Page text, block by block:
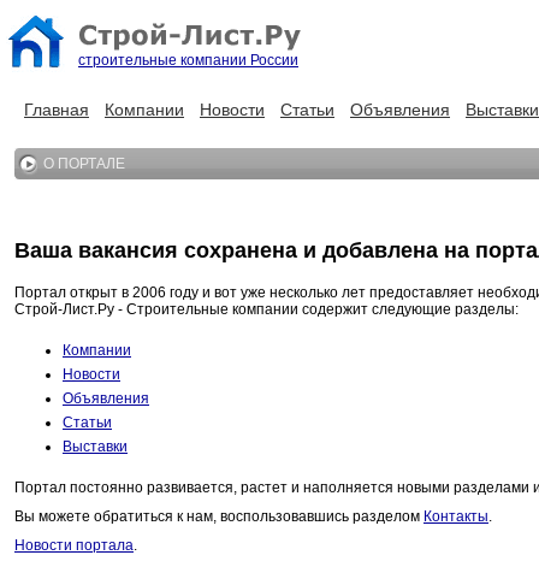
строительные компании России
Главная Компании Новости Статьи Объявления Выставки
О ПОРТАЛЕ
Ваша вакансия сохранена и добавлена на
Портал открыт в 2006 году и вот уже несколько лет предоставляет
Строй-Лист.Ру - Строительные компании содержит следующие разделы:
Компании
Новости
Объявления
Статьи
Выставки
Портал постоянно развивается, растет и наполняется новыми
Вы можете обратиться к нам, воспользовавшись разделом Контакты.
Новости портала.